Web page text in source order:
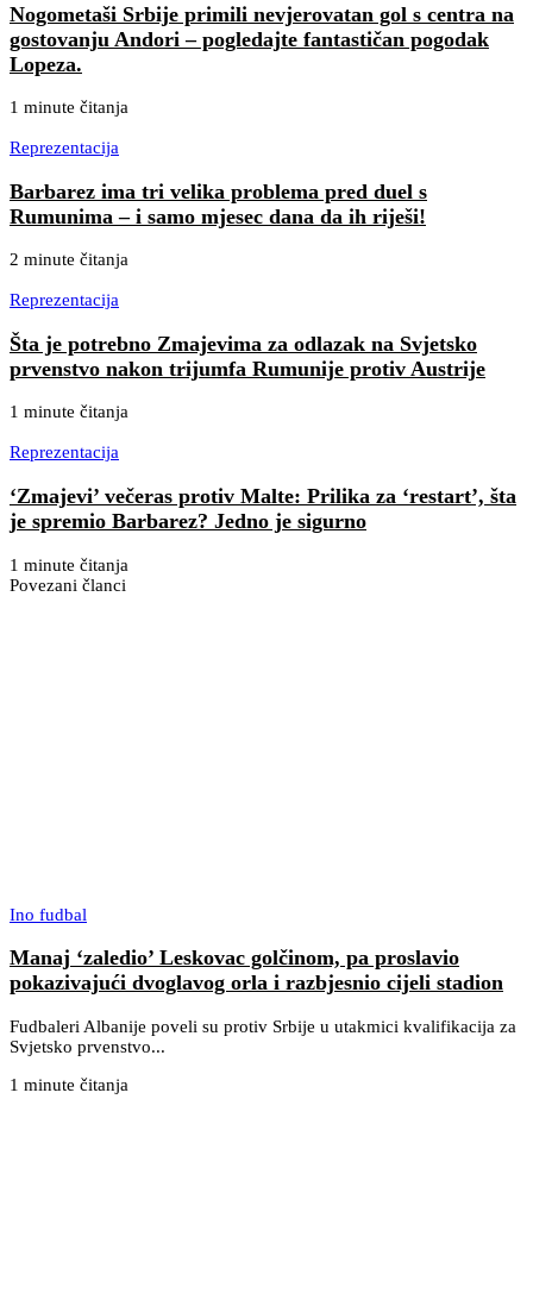
Nogometaši Srbije primili nevjerovatan gol s centra na
gostovanju Andori – pogledajte fantastičan pogodak
Lopeza.
1 minute čitanja
Reprezentacija
Barbarez ima tri velika problema pred duel s
Rumunima – i samo mjesec dana da ih riješi!
2 minute čitanja
Reprezentacija
Šta je potrebno Zmajevima za odlazak na Svjetsko
prvenstvo nakon trijumfa Rumunije protiv Austrije
1 minute čitanja
Reprezentacija
‘Zmajevi’ večeras protiv Malte: Prilika za ‘restart’, šta
je spremio Barbarez? Jedno je sigurno
1 minute čitanja
Povezani članci
Ino fudbal
Manaj ‘zaledio’ Leskovac golčinom, pa proslavio
pokazivajući dvoglavog orla i razbjesnio cijeli stadion
Fudbaleri Albanije poveli su protiv Srbije u utakmici kvalifikacija za
Svjetsko prvenstvo...
1 minute čitanja